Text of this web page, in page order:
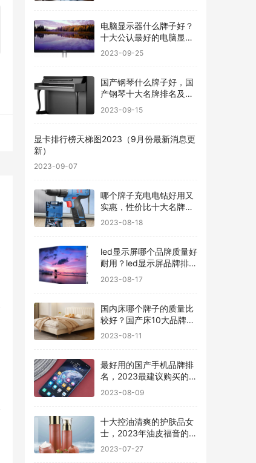
电脑显示器什么牌子好？
十大公认最好的电脑显示
器
2023-09-25
国产钢琴什么牌子好，国
产钢琴十大名牌排名及价
格
2023-09-15
显卡排行榜天梯图2023（9月份最新消息更
新）
2023-09-07
哪个牌子充电电钻好用又
实惠，性价比十大名牌充
电电钻排名
2023-08-18
led显示屏哪个品牌质量好
耐用？led显示屏品牌排行
前十名
2023-08-17
国内床哪个牌子的质量比
较好？国产床10大品牌最
新排名
2023-08-11
最好用的国产手机品牌排
名，2023最建议购买的5
款手机
2023-08-09
十大控油清爽的护肤品女
士，2023年油皮福音的护
肤品有哪些
2023-07-27